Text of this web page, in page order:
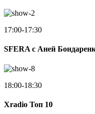
17:00-17:30
SFERA с Аней
18:00-18:30
Xradio Топ 10